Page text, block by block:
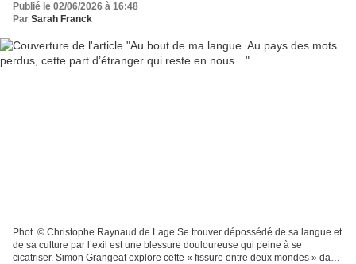
Publié le 02/06/2026 à 16:48
Par Sarah Franck
Phot. © Christophe Raynaud de Lage Se trouver dépossédé de sa langue et
de sa culture par l’exil est une blessure douloureuse qui peine à se
cicatriser. Simon Grangeat explore cette « fissure entre deux mondes » dans